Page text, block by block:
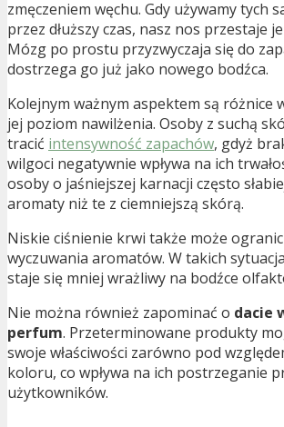
zmęczeniem węchu. Gdy używamy tych
przez dłuższy czas, nasz nos przestaje
Mózg po prostu przyzwyczaja się do
dostrzega go już jako nowego bodźca.
Kolejnym ważnym aspektem są różnice
jej poziom nawilżenia. Osoby z suchą
tracić intensywność zapachów, gdyż
wilgoci negatywnie wpływa na ich
osoby o jaśniejszej karnacji często
aromaty niż te z ciemniejszą skórą.
Niskie ciśnienie krwi także może
wyczuwania aromatów. W takich
staje się mniej wrażliwy na bodźce
Nie można również zapominać o dacie
perfum. Przeterminowane produkty
swoje właściwości zarówno pod
koloru, co wpływa na ich postrzeganie
użytkowników.